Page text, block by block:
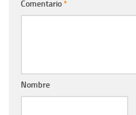
Comentario*
Nombre